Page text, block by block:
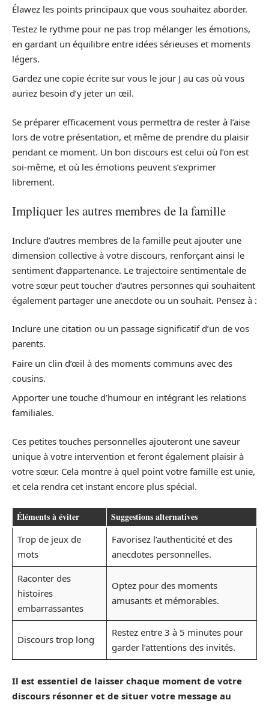
Élawez les points principaux que vous souhaitez aborder.
Testez le rythme pour ne pas trop mélanger les émotions,
en gardant un équilibre entre idées sérieuses et moments
légers.
Gardez une copie écrite sur vous le jour J au cas où vous
auriez besoin d’y jeter un œil.
Se préparer efficacement vous permettra de rester à l’aise
lors de votre présentation, et même de prendre du plaisir
pendant ce moment. Un bon discours est celui où l’on est
soi-même, et où les émotions peuvent s’exprimer
librement.
Impliquer les autres membres de la famille
Inclure d’autres membres de la famille peut ajouter une
dimension collective à votre discours, renforçant ainsi le
sentiment d’appartenance. Le trajectoire sentimentale de
votre sœur peut toucher d’autres personnes qui souhaitent
également partager une anecdote ou un souhait. Pensez à :
Inclure une citation ou un passage significatif d’un de vos
parents.
Faire un clin d’œil à des moments communs avec des
cousins.
Apporter une touche d’humour en intégrant les relations
familiales.
Ces petites touches personnelles ajouteront une saveur
unique à votre intervention et feront également plaisir à
votre sœur. Cela montre à quel point votre famille est unie,
et cela rendra cet instant encore plus spécial.
Éléments à éviter Suggestions alternatives
Trop de jeux de
mots
Favorisez l’authenticité et des
anecdotes personnelles.
Raconter des
histoires
embarrassantes
Optez pour des moments
amusants et mémorables.
Discours trop long
Restez entre 3 à 5 minutes pour
garder l’attentions des invités.
Il est essentiel de laisser chaque moment de votre
discours résonner et de situer votre message au